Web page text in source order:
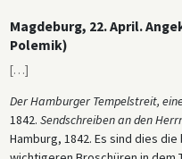
ab. Ludwig Philippson
allem als
Judenthums
folgte einem Mittelweg
Strömungen, wenn auch auf
das Wesen des Messias, das
Magdeburg, 22. April.
Polemik)
[…]
Der Hamburger Tempelstreit,
1842. Sendschreiben an den
Hamburg, 1842. Es sind dies